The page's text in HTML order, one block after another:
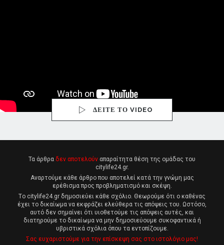
ΔΕΙΤΕ ΤΟ VIDEO
Τα άρθρα δεν αποτελούν απαραίτητα θέση της ομάδας του
citylife24.gr.
Αναρτούμε κάθε άρθρο που αποτελεί κατά την γνώμη μας
ερέθισμα προς προβληματισμό και σκέψη.
Tο citylife24.gr δημοσιεύει κάθε σχόλιο. Θεωρούμε ότι ο καθένας
έχει το δικαίωμα να εκφράζει ελεύθερα τις απόψεις του. Ωστόσο,
αυτό δεν σημαίνει ότι υιοθετούμε τις απόψεις αυτές, και
διατηρούμε το δικαίωμα να μην δημοσιεύουμε συκοφαντικά ή
υβριστικά σχόλια όπου τα εντοπίζουμε.
Σας ευχαριστούμε για την επίσκεψη σας στο ιστολόγιο μας!